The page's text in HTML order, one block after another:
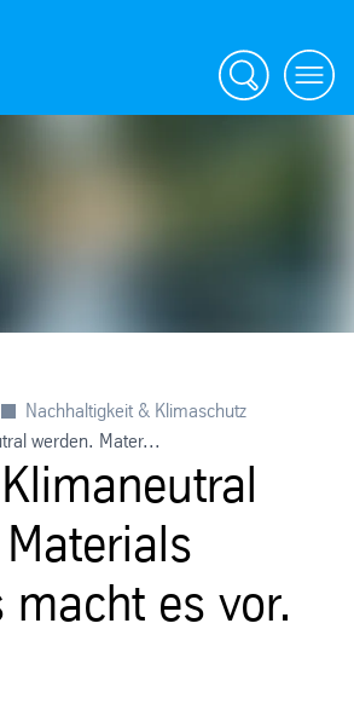
Suche menü
Nachhaltigkeit & Klimaschutz
werden. Mater...
macht es vor.